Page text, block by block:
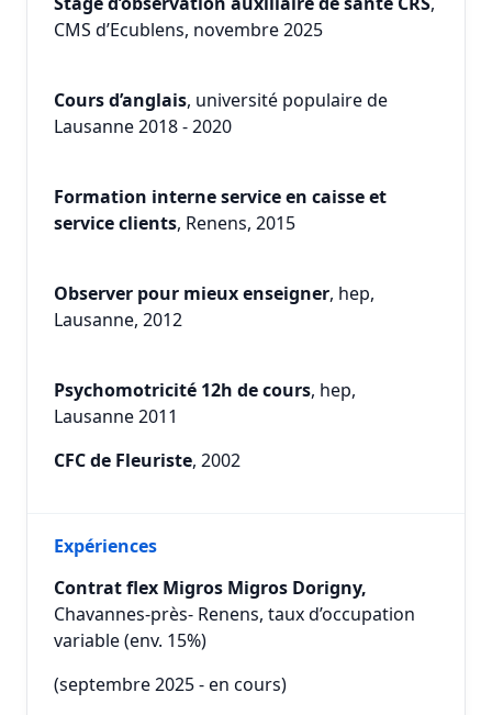
CMS d’Ecublens, novembre 2025
Cours d’anglais, université populaire de
Lausanne 2018 - 2020
Formation interne service en caisse et
service clients, Renens, 2015
Observer pour mieux enseigner, hep,
Lausanne, 2012
Psychomotricité 12h de cours, hep,
Lausanne 2011
CFC de Fleuriste, 2002
Expériences
Contrat flex Migros Migros Dorigny,
Chavannes-près- Renens, taux d’occupation
variable (env. 15%)
(septembre 2025 - en cours)